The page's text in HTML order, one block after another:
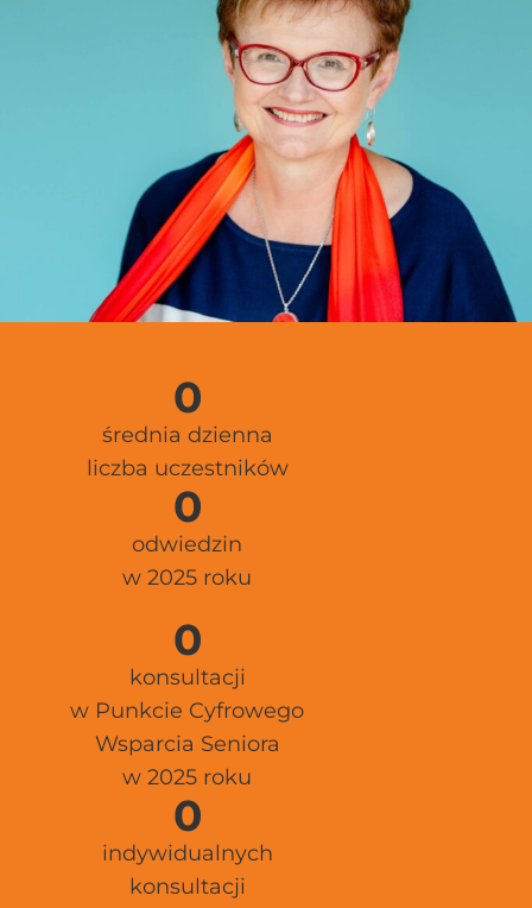
średnia dzienna
liczba uczestników
0
odwiedzin
w 2025 roku
0
konsultacji
w Punkcie Cyfrowego
Wsparcia Seniora
w 2025 roku
0
indywidualnych
konsultacji
0